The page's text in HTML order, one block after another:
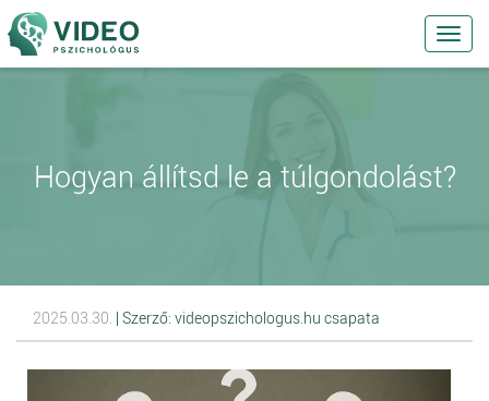
Hogyan állítsd le a túlgondolást?
2025.03.30. | Szerző: videopszichologus.hu csapata